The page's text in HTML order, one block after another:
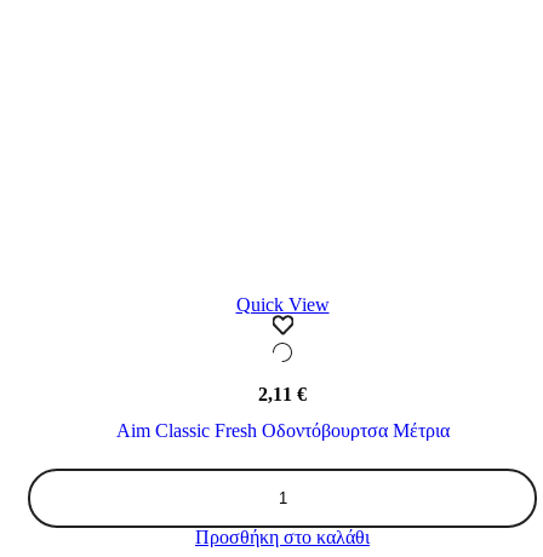
Quick View
2,11 €
Aim Classic Fresh Οδοντόβουρτσα Μέτρια
Classic
Fresh
Οδοντόβουρτσα
Προσθήκη στο καλάθι